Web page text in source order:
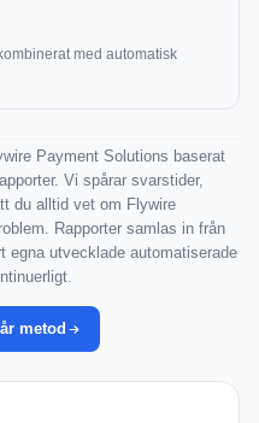
med automatisk
Payment Solutions baserat
Vi spårar svarstider,
du alltid vet om Flywire
Rapporter samlas in från
egna utvecklade automatiserade
metod